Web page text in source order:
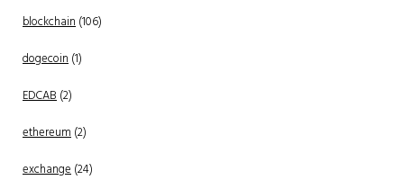
blockchain(106)
dogecoin(1)
EDCAB(2)
ethereum(2)
exchange(24)